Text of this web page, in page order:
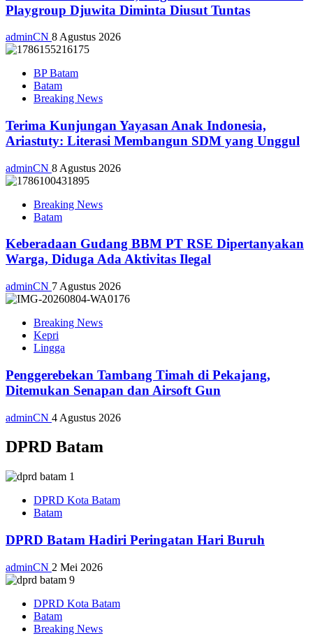
Playgroup Djuwita Diminta Diusut Tuntas
adminCN 8 Agustus 2026
BP Batam
Batam
Breaking News
Terima Kunjungan Yayasan Anak Indonesia,
Ariastuty: Literasi Membangun SDM yang Unggul
adminCN 8 Agustus 2026
Breaking News
Batam
Keberadaan Gudang BBM PT RSE Dipertanyakan
Warga, Diduga Ada Aktivitas Ilegal
adminCN 7 Agustus 2026
Breaking News
Kepri
Lingga
Penggerebekan Tambang Timah di Pekajang,
Ditemukan Senapan dan Airsoft Gun
adminCN 4 Agustus 2026
DPRD Batam
DPRD Kota Batam
Batam
DPRD Batam Hadiri Peringatan Hari Buruh
adminCN 2 Mei 2026
DPRD Kota Batam
Batam
Breaking News